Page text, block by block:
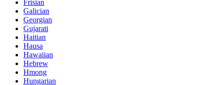
Frisian
Galician
Georgian
Gujarati
Haitian
Hausa
Hawaiian
Hebrew
Hmong
Hungarian